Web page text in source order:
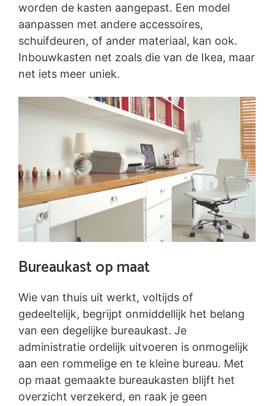
worden de kasten aangepast. Een model
aanpassen met andere accessoires,
schuifdeuren, of ander materiaal, kan ook.
Inbouwkasten net zoals die van de Ikea, maar
net iets meer uniek.
Bureaukast op maat
Wie van thuis uit werkt, voltijds of
gedeeltelijk, begrijpt onmiddellijk het belang
van een degelijke bureaukast. Je
administratie ordelijk uitvoeren is onmogelijk
aan een rommelige en te kleine bureau. Met
op maat gemaakte bureaukasten blijft het
overzicht verzekerd, en raak je geen